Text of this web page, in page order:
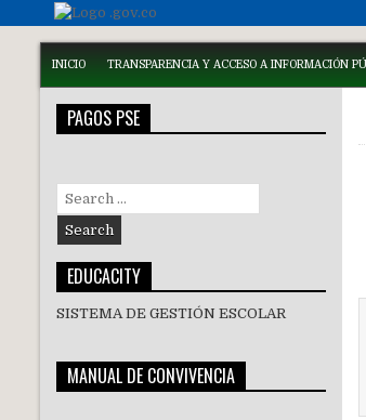
INICIO TRANSPARENCIA Y ACCESO A INFORMACIÓN
PAGOS PSE
Search
for:
EDUCACITY
SISTEMA DE GESTIÓN ESCOLAR
MANUAL DE CONVIVENCIA